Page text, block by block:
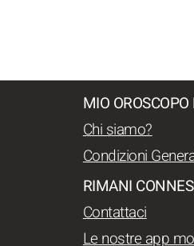
MIO
Chi siamo?
Condizioni
RIMANI
Contattaci
Le nostre app